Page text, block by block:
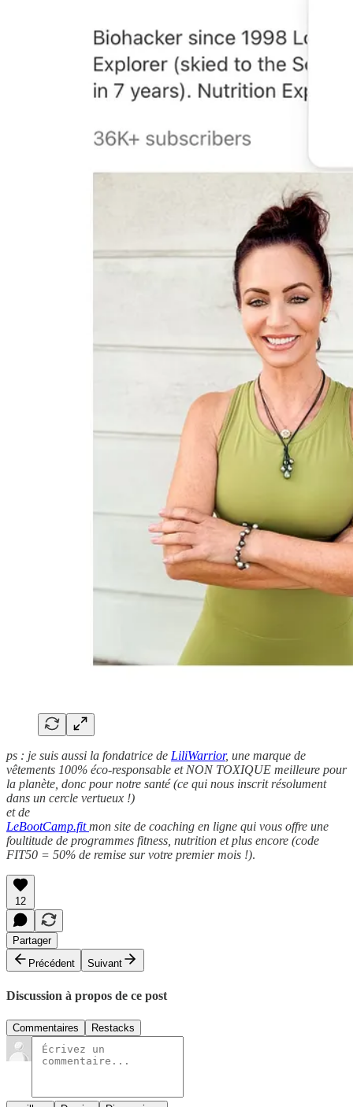
ps : je suis aussi la fondatrice de LiliWarrior, une marque de
vêtements 100% éco-responsable et NON TOXIQUE meilleure pour
la planète, donc pour notre santé (ce qui nous inscrit résolument
dans un cercle vertueux !)
et de
LeBootCamp.fitmon site de coaching en ligne qui vous offre une
foultitude de programmes fitness, nutrition et plus encore (code
FIT50 = 50% de remise sur votre premier mois !).
12
Partager
Précédent
Suivant
Discussion à propos de ce post
Commentaires Restacks